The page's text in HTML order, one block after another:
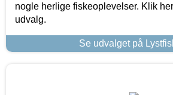
nogle herlige fiskeoplevelser. Klik
udvalg.
Se udvalget på